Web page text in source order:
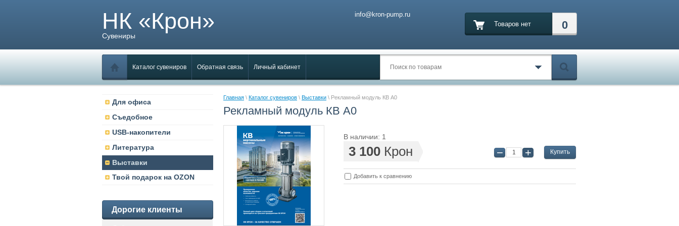
НК «Крон»
Сувениры
0
Товаров нет
info@kron-pump.ru
Каталог сувениров Обратная связь Личный кабинет
Для офиса
Съедобное
USB-накопители
Литература
Выставки
Твой подарок на OZON
Дорогие клиенты
Главная \ Каталог сувениров \ Выставки \ Рекламный модуль КВ А0
Рекламный модуль КВ А0
В наличии: 1
3 100 Крон Купить
Добавить к сравнению